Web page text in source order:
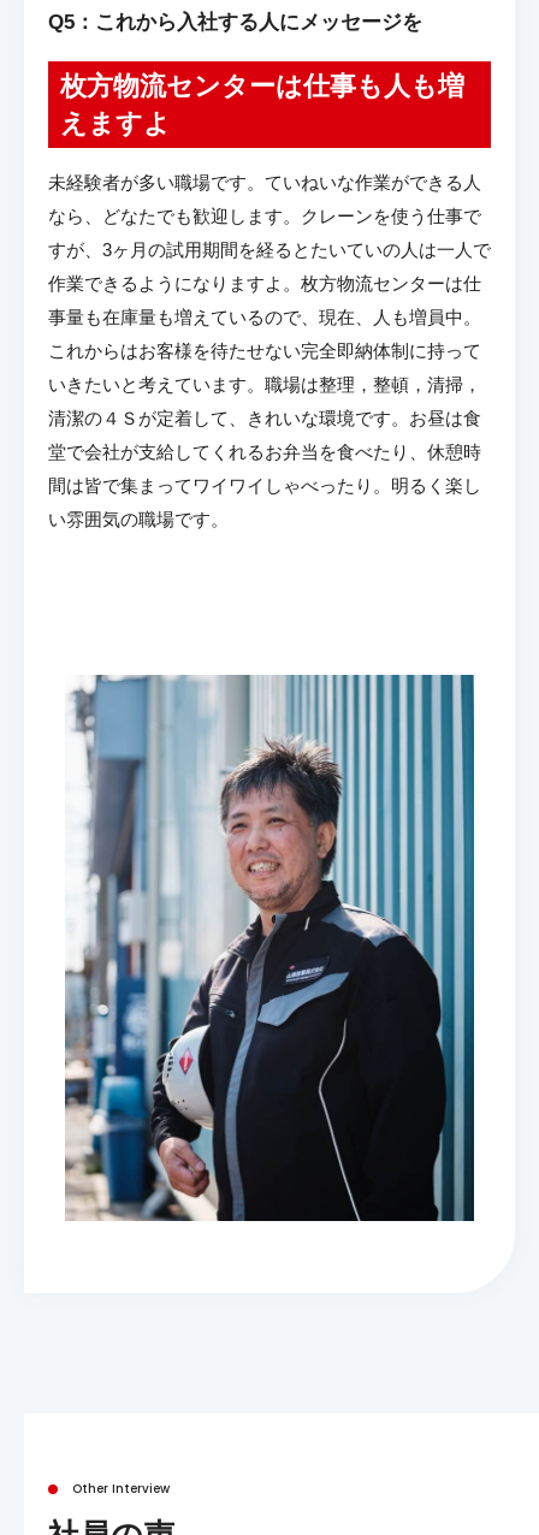
Q5：これから入社する人にメッセージを
枚方物流センターは仕事も人も増
えますよ
未経験者が多い職場です。ていねいな作業ができる人
なら、どなたでも歓迎します。クレーンを使う仕事で
すが、3ヶ月の試用期間を経るとたいていの人は一人で
作業できるようになりますよ。枚方物流センターは仕
事量も在庫量も増えているので、現在、人も増員中。
これからはお客様を待たせない完全即納体制に持って
いきたいと考えています。職場は整理，整頓，清掃，
清潔の４Ｓが定着して、きれいな環境です。お昼は食
堂で会社が支給してくれるお弁当を食べたり、休憩時
間は皆で集まってワイワイしゃべったり。明るく楽し
い雰囲気の職場です。
Other Interview